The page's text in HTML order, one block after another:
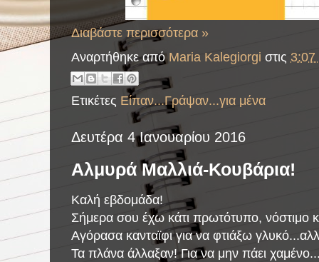
Διαβάστε περισσότερα »
Αναρτήθηκε απόMaria Kalegiorgi στις 3:07
Ετικέτες Είπαν...Γράψαν...για μένα
Δευτέρα 4 Ιανουαρίου 2016
Αλμυρά Μαλλιά-Κουβάρια!
Καλή εβδομάδα!
Σήμερα σου έχω κάτι πρωτότυπο, νόστιμο
Αγόρασα κανταϊφι για να φτιάξω
Τα πλάνα άλλαξαν! Για να μην πάει